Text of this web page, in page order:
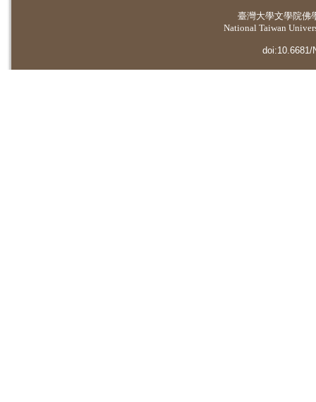
臺灣大學文學院佛
National Taiwan
doi:10.6681/